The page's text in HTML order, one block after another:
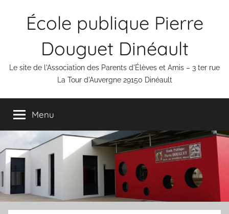
École publique Pierre
Douguet Dinéault
Le site de l'Association des Parents d'Élèves et Amis – 3 ter rue
La Tour d'Auvergne 29150 Dinéault
Menu